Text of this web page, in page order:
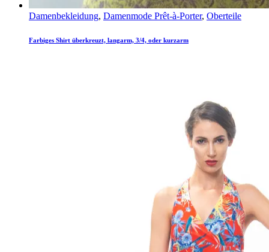
Damenbekleidung, Damenmode Prêt-à-Porter, Oberteile
Farbiges Shirt überkreuzt, langarm, 3/4, oder kurzarm